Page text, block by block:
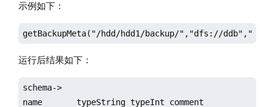
示例如下：
getBackupMeta("/hdd/hdd1/backup/","dfs://ddb","/
运行后结果如下：
schema->
name       typeString typeInt comment